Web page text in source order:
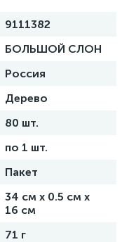
9111382
БОЛЬШОЙ СЛОН
Россия
Дерево
80 шт.
по 1 шт.
Пакет
34 см х 0.5 см х
16 см
71 г